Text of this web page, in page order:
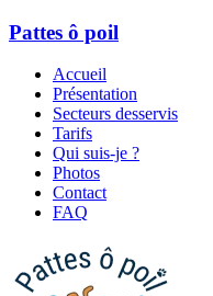
Pattes ô poil
Accueil
Présentation
Secteurs desservis
Tarifs
Qui suis-je ?
Photos
Contact
FAQ